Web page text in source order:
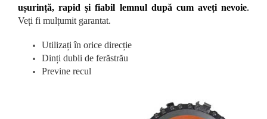
ușurință, rapid și fiabil lemnul după cum aveți nevoie.
Veți fi mulțumit garantat.
Utilizați în orice direcție
Dinți dubli de ferăstrău
Previne recul